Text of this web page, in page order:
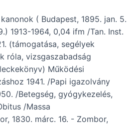
( Budapest, 1895. jan. 5.
1913-1964, 0,04 ifm /Tan. Inst.
(támogatása, segélyek
róla, vizsgaszabadság
Működési
1941. /Papi igazolvány
/Betegség, gyógykezelés,
/Massa
1830. márc. 16. - Zombor,